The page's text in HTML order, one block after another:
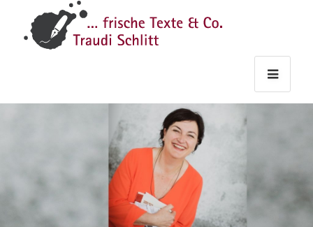
Texte